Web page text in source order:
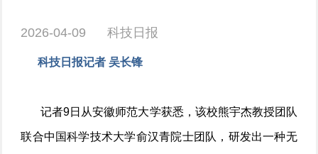
2026-04-09 科技日报
科技日报记者 吴长锋
记者9日从安徽师范大学获悉，该校熊宇杰教授团队
联合中国科学技术大学俞汉青院士团队，研发出一种无